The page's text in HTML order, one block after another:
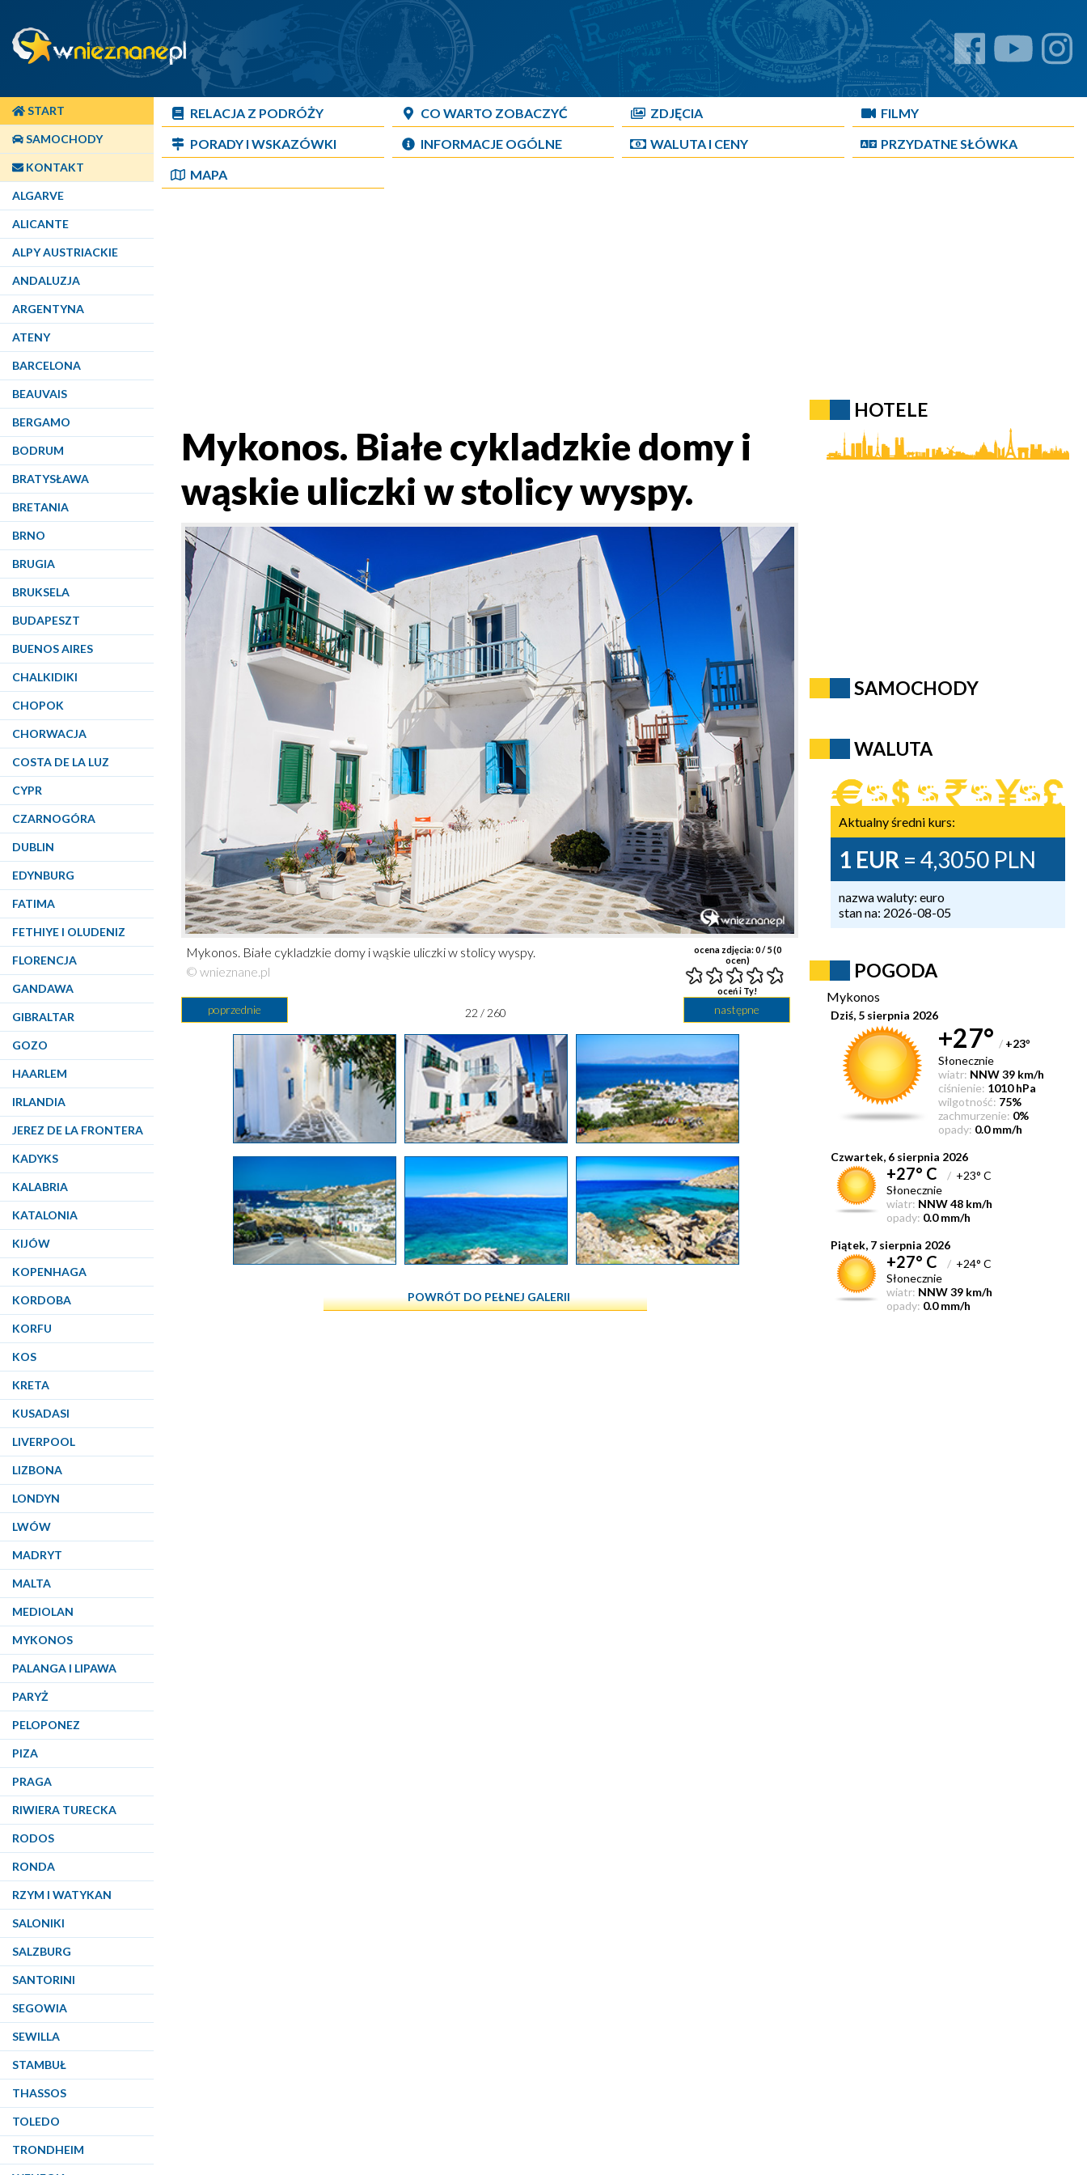
START
SAMOCHODY
KONTAKT
ALGARVE
ALICANTE
ALPY AUSTRIACKIE
ANDALUZJA
ARGENTYNA
ATENY
BARCELONA
BEAUVAIS
BERGAMO
BODRUM
BRATYSŁAWA
BRETANIA
BRNO
BRUGIA
BRUKSELA
BUDAPESZT
BUENOS AIRES
CHALKIDIKI
CHOPOK
CHORWACJA
COSTA DE LA LUZ
CYPR
CZARNOGÓRA
DUBLIN
EDYNBURG
FATIMA
FETHIYE I OLUDENIZ
FLORENCJA
GANDAWA
GIBRALTAR
GOZO
HAARLEM
IRLANDIA
JEREZ DE LA FRONTERA
KADYKS
KALABRIA
KATALONIA
KIJÓW
KOPENHAGA
KORDOBA
KORFU
KOS
KRETA
KUSADASI
LIVERPOOL
LIZBONA
LONDYN
LWÓW
MADRYT
MALTA
MEDIOLAN
MYKONOS
PALANGA I LIPAWA
PARYŻ
PELOPONEZ
PIZA
PRAGA
RIWIERA TURECKA
RODOS
RONDA
RZYM I WATYKAN
SALONIKI
SALZBURG
SANTORINI
SEGOWIA
SEWILLA
STAMBUŁ
THASSOS
TOLEDO
TRONDHEIM
RELACJA Z PODRÓŻY CO WARTO ZOBACZYĆ ZDJĘCIA
FILMY
PORADY I WSKAZÓWKI
INFORMACJE OGÓLNE WALUTA I CENY
PRZYDATNE SŁÓWKA
MAPA
Mykonos. Białe cykladzkie domy i
wąskie uliczki w stolicy wyspy.
ocena zdjęcia:0/ 5 (0
ocen)
oceń i Ty!
Mykonos. Białe cykladzkie domy i wąskie uliczki w stolicy wyspy.
© wnieznane.pl
poprzednie następne
22 / 260
POWRÓT DO PEŁNEJ GALERII
HOTELE
SAMOCHODY
WALUTA
Aktualny średni kurs:
1 EUR = 4,3050 PLN
nazwa waluty: euro
stan na: 2026-08-05
POGODA
Mykonos
Dziś, 5 sierpnia 2026
+27° / +23°
Słonecznie
wiatr: NNW 39 km/h
ciśnienie: 1010 hPa
wilgotność: 75%
zachmurzenie: 0%
opady: 0.0 mm/h
Czwartek, 6 sierpnia 2026
+27° C / +23° C
Słonecznie
wiatr: NNW 48 km/h
opady: 0.0 mm/h
Piątek, 7 sierpnia 2026
+27° C / +24° C
Słonecznie
wiatr: NNW 39 km/h
opady: 0.0 mm/h